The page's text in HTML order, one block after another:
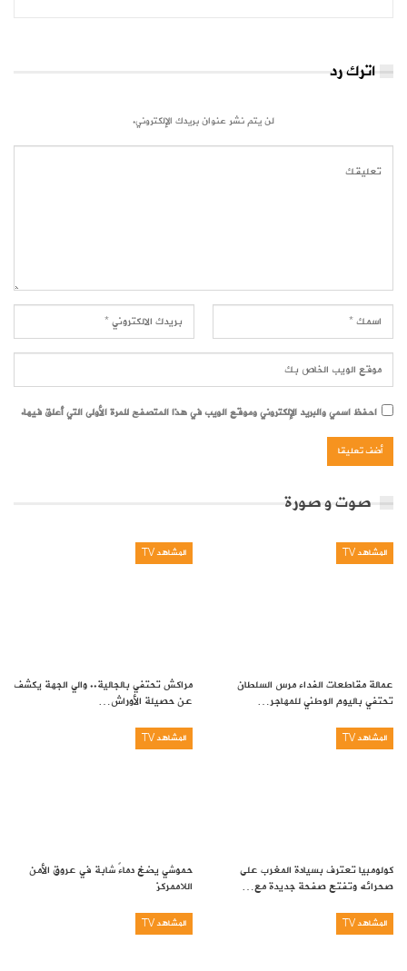
اترك رد
لن يتم نشر عنوان بريدك الإلكتروني.
احفظ اسمي والبريد الإلكتروني وموقع الويب في هذا المتصفح للمرة الأولى التي أعلق فيها.
صوت و صورة
المشاهد TV
عمالة مقاطعات الفداء مرس السلطان
تحتفي باليوم الوطني للمهاجر…
المشاهد TV
مراكش تحتفي بالجالية.. والي الجهة يكشف
عن حصيلة الأوراش…
المشاهد TV
كولومبيا تعترف بسيادة المغرب على
صحرائه وتفتح صفحة جديدة مع…
المشاهد TV
حموشي يضخ دماءً شابة في عروق الأمن
اللاممركز
المشاهد TV المشاهد TV